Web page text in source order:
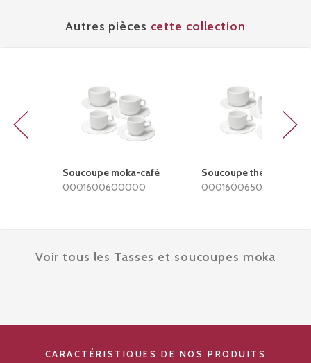
Autres pièces cette collection
Soucoupe moka-café
0001600600000
Soucoupe thé-déjeuner
0001600650000
Voir tous les Tasses et soucoupes moka
CARACTÉRISTIQUES DE NOS PRODUITS